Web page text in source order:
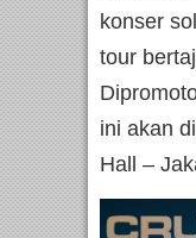
konser
tour
ini akan
Hall –